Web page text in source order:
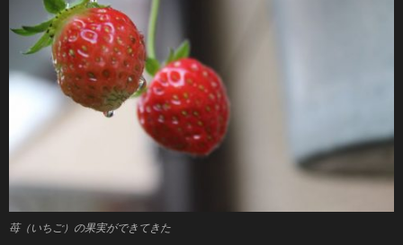
苺（いちご）の果実ができてきた